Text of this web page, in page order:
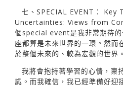
七、SPECIAL EVENT： Key
Uncertainties: Views from
個special event是我非常期待
座都算是未來世界的一環。然而
於整個未來的、較為宏觀的世界。
我將會抱持著學習的心情，稟
識。而我確信，我已經準備好迎